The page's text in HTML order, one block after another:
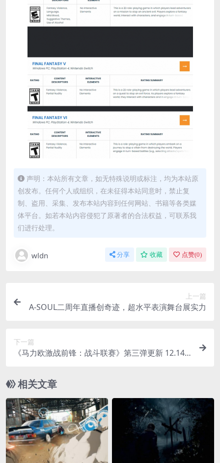
声明：本站所有文章，如无特殊说明或标注，均为本站原
创发布。任何个人或组织，在未征得本站同意时，禁止复
制、盗用、采集、发布本站内容到任何网站、书籍等各类媒
体平台。如若本站内容侵犯了原著者的合法权益，可联系我
们进行处理。
wldn 分享 收藏 点赞(0)
上一篇
A-SOUL二周年直播创奇迹，超水平表演舞台展实力
下一篇
《马力欧激战前锋：战斗联赛》第三弹更新 12.14
相关文章